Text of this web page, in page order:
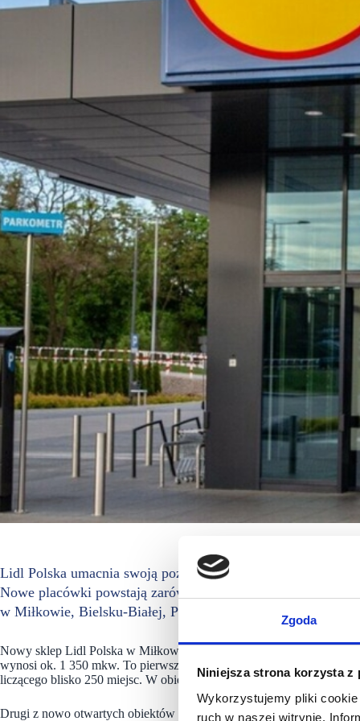
Zgoda
Niniejsza strona korzysta z
Wykorzystujemy pliki
ruch w naszej witrynie.
Lidl Polska umacnia swoją pozycję na rynku polskim. 28
Nowe placówki powstają zarówno w dużych miastach, jak i
w Miłkowie, Bielsku-Białej, Poznaniu, Dobrym Mieście.
Nowy sklep Lidl Polska w Miłkowie mieści się w parku handlowym
wynosi ok. 1 350 mkw. To pierwsza placówka sieci w tej
liczącego blisko 250 miejsc. W obiekcie zatrudniono 23 osoby.
Drugi z nowo otwartych obiektów mieści się w Bielsku-Białej i jest 8.